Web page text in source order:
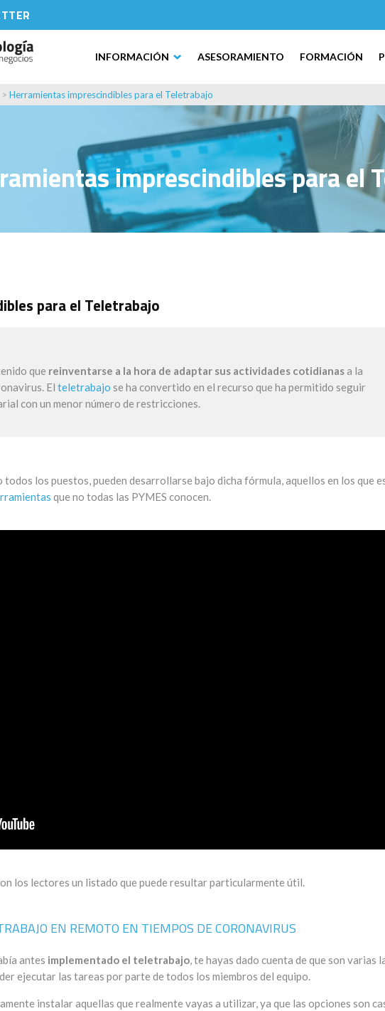
INFORMACIÓN ASESORAMIENTO FORMACIÓN
> Herramientas imprescindibles para el Teletrabajo
imprescindibles para el
para el Teletrabajo
que reinventarse a la hora de adaptar sus actividades cotidianasa la
El teletrabajo se ha convertido en el recurso que ha permitido seguir
con un menor número de restricciones.
los puestos, pueden desarrollarse bajo dicha fórmula, aquellos en los que
que no todas las PYMES conocen.
los lectores un listado que puede resultar particularmente útil.
EN REMOTO EN TIEMPOS DE CORONAVIRUS
antes implementado el teletrabajo, te hayas dado cuenta de que son varias
ejecutar las tareas por parte de todos los miembros del equipo.
instalar aquellas que realmente vayas a utilizar, ya que las opciones son